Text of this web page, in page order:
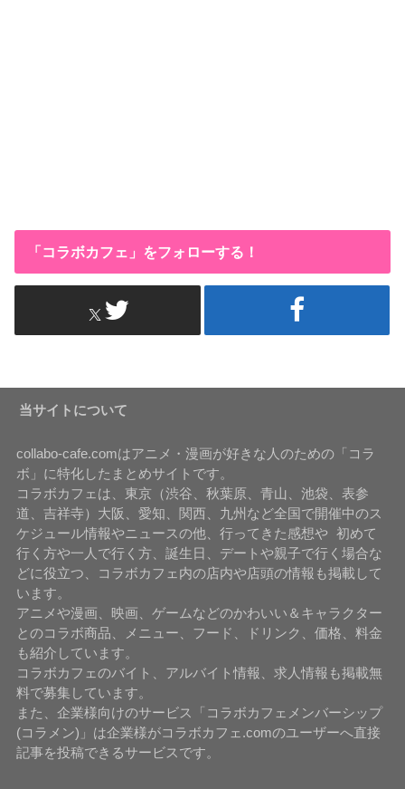
「コラボカフェ」をフォローする！
当サイトについて
collabo-cafe.comはアニメ・漫画が好きな人のための「コラ
ボ」に特化したまとめサイトです。
コラボカフェは、東京（渋谷、秋葉原、青山、池袋、表参
道、吉祥寺）大阪、愛知、関西、九州など全国で開催中のス
ケジュール情報やニュースの他、行ってきた感想や 初めて
行く方や一人で行く方、誕生日、デートや親子で行く場合な
どに役立つ、コラボカフェ内の店内や店頭の情報も掲載して
います。
アニメや漫画、映画、ゲームなどのかわいい＆キャラクター
とのコラボ商品、メニュー、フード、ドリンク、価格、料金
も紹介しています。
コラボカフェのバイト、アルバイト情報、求人情報も掲載無
料で募集しています。
また、企業様向けのサービス「コラボカフェメンバーシップ
(コラメン)」は企業様がコラボカフェ.comのユーザーへ直接
記事を投稿できるサービスです。